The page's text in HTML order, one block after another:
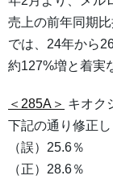
売上の前年同期
では、24年から
約127%増と着実
＜285A＞ キオク
下記の通り修正し
（誤）25.6％
（正）28.6％